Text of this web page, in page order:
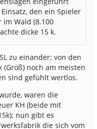
den ein Spieler
Wald (8.100
dicke 15 k.
zu einander; von den
noch am meisten
sind gefühlt wertlos.
waren die
KH (beide mit
nun gibt es
die sich vom